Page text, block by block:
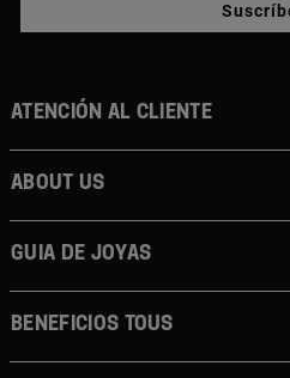
Atención al cliente
About us
Guia de joyas
Beneficios TOUS